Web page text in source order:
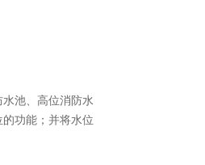
池、高位消防水
功能；并将水位